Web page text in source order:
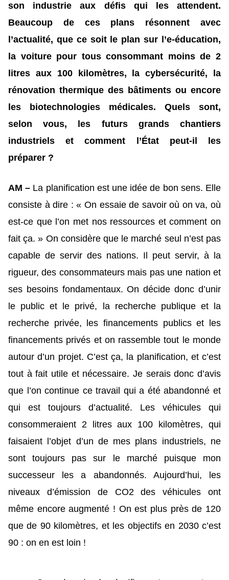
son industrie aux défis qui les attendent.
Beaucoup de ces plans résonnent avec
l’actualité, que ce soit le plan sur l’e-éducation,
la voiture pour tous consommant moins de 2
litres aux 100 kilomètres, la cybersécurité, la
rénovation thermique des bâtiments ou encore
les biotechnologies médicales. Quels sont,
selon vous, les futurs grands chantiers
industriels et comment l’État peut-il les
préparer ?
AM – La planification est une idée de bon sens. Elle
consiste à dire : « On essaie de savoir où on va, où
est-ce que l’on met nos ressources et comment on
fait ça. » On considère que le marché seul n’est pas
capable de servir des nations. Il peut servir, à la
rigueur, des consommateurs mais pas une nation et
ses besoins fondamentaux. On décide donc d’unir
le public et le privé, la recherche publique et la
recherche privée, les financements publics et les
financements privés et on rassemble tout le monde
autour d’un projet. C’est ça, la planification, et c’est
tout à fait utile et nécessaire. Je serais donc d’avis
que l’on continue ce travail qui a été abandonné et
qui est toujours d’actualité. Les véhicules qui
consommeraient 2 litres aux 100 kilomètres, qui
faisaient l’objet d’un de mes plans industriels, ne
sont toujours pas sur le marché puisque mon
successeur les a abandonnés. Aujourd’hui, les
niveaux d’émission de CO2 des véhicules ont
même encore augmenté ! On est plus près de 120
que de 90 kilomètres, et les objectifs en 2030 c’est
90 : on en est loin !